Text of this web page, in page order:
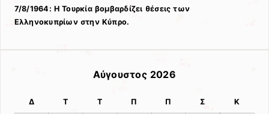
7/8/1964: Η Τουρκία βομβαρδίζει θέσεις των
Ελληνοκυπρίων στην Κύπρο.
Αύγουστος 2026
Δ Τ Τ Π Π Σ Κ